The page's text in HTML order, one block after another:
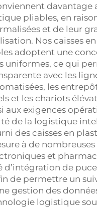
davantage
pliables, en
et de leur
Nos caisses en
adoptent une
uniformes, ce qui
avec les
les
et les chariots
aux exigences
de la logistique
des caisses en
à de nombreuses
et
d’intégration de
de permettre un
gestion des
logistique